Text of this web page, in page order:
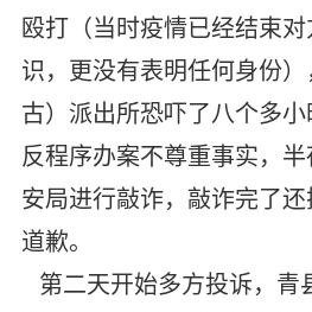
殴打（当时疫情已经结束
识，更没有表明任何身份
古）派出所恐吓了八个多
反程序办案不尊重事实，
安局进行敲诈，敲诈完了
道歉。
第二天开始多方投诉，青